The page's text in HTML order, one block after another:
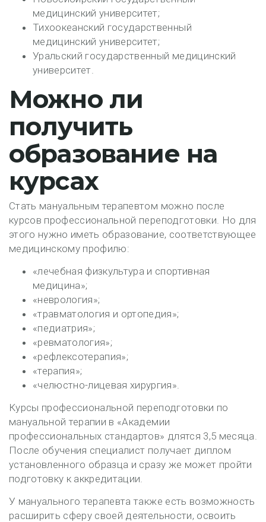
медицинский университет;
Тихоокеанский государственный
медицинский университет;
Уральский государственный медицинский
университет.
Можно ли
получить
образование на
курсах
Стать мануальным терапевтом можно после
курсов профессиональной переподготовки. Но для
этого нужно иметь образование, соответствующее
медицинскому профилю:
«лечебная физкультура и спортивная
медицина»;
«неврология»;
«травматология и ортопедия»;
«педиатрия»;
«ревматология»;
«рефлексотерапия»;
«терапия»;
«челюстно-лицевая хирургия».
Курсы профессиональной переподготовки по
мануальной терапии в «Академии
профессиональных стандартов» длятся 3,5 месяца.
После обучения специалист получает диплом
установленного образца и сразу же может пройти
подготовку к аккредитации.
У мануального терапевта также есть возможность
расширить сферу своей деятельности, освоить